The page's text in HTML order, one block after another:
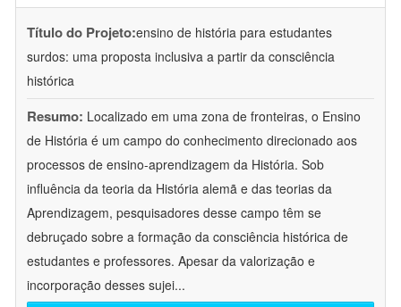
Título do Projeto:ensino de história para estudantes
surdos: uma proposta inclusiva a partir da consciência
histórica
Resumo: Localizado em uma zona de fronteiras, o Ensino
de História é um campo do conhecimento direcionado aos
processos de ensino-aprendizagem da História. Sob
influência da teoria da História alemã e das teorias da
Aprendizagem, pesquisadores desse campo têm se
debruçado sobre a formação da consciência histórica de
estudantes e professores. Apesar da valorização e
incorporação desses sujei...